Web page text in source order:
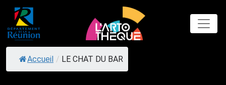
Skip
content
Accueil / LE CHAT DU BAR